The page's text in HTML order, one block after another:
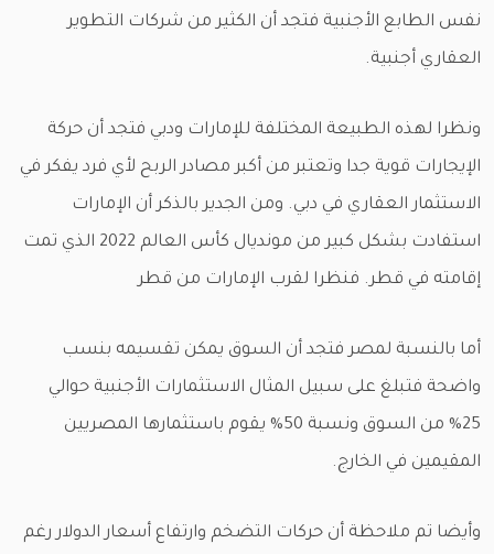
نفس الطابع الأجنبية فتجد أن الكثير من شركات التطوير
العقاري أجنبية.
ونظرا لهذه الطبيعة المختلفة للإمارات ودبي فتجد أن حركة
الإيجارات قوية جدا وتعتبر من أكبر مصادر الربح لأي فرد يفكر في
الاستثمار العقاري في دبي. ومن الجدير بالذكر أن الإمارات
استفادت بشكل كبير من مونديال كأس العالم 2022 الذي تمت
إقامته في قطر. فنظرا لقرب الإمارات من قطر
أما بالنسبة لمصر فتجد أن السوق يمكن تقسيمه بنسب
واضحة فتبلغ على سبيل المثال الاستثمارات الأجنبية حوالي
25% من السوق ونسبة 50% يقوم باستثمارها المصريين
المقيمين في الخارج.
وأيضا تم ملاحظة أن حركات التضخم وارتفاع أسعار الدولار رغم